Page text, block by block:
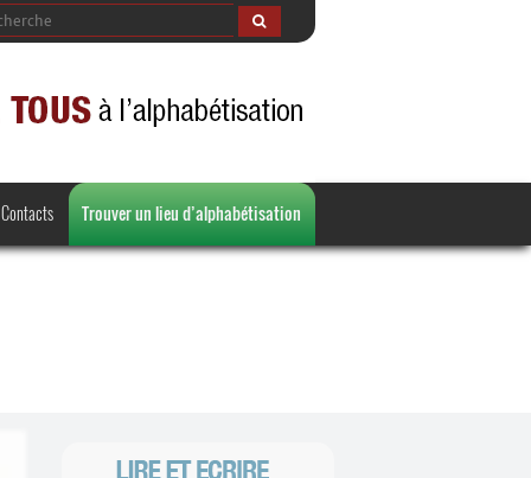
Contacts Trouver un lieu d’alphabétisation